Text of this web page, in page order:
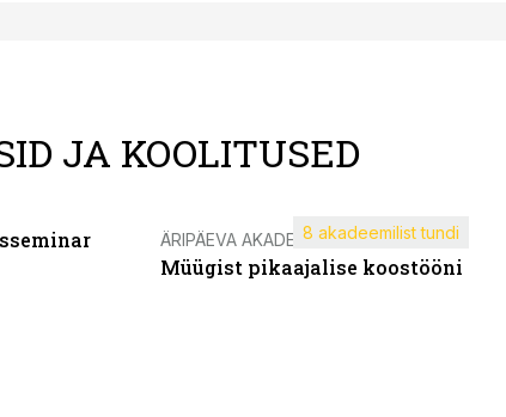
JA KOOLITUSED
ÄRIPÄEVA AKADEEMIA
Müügist pikaajalise koostööni
8 akadeemilist tundi